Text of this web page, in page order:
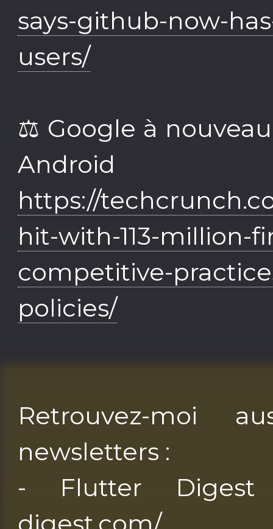
says-github-now-
users/
⚖️ Google à
Android
https://
hit-with-113-million-
competitive-
policies/
Retrouvez-moi
newsletters :
- Flutter